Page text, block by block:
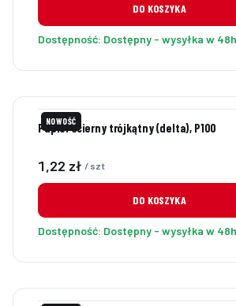
DO KOSZYKA
Dostępność: Dostępny - wysyłka w 48h
NOWOŚĆ
Papier ścierny trójkątny (delta), P100
Cena
1,22 zł / szt
DO KOSZYKA
Dostępność: Dostępny - wysyłka w 48h